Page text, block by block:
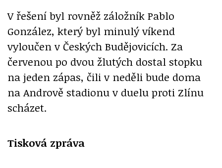
V řešení byl rovněž záložník Pablo
González, který byl minulý víkend
vyloučen v Českých Budějovicích. Za
červenou po dvou žlutých dostal stopku
na jeden zápas, čili v neděli bude doma
na Andrově stadionu v duelu proti Zlínu
scházet.
Tisková zpráva